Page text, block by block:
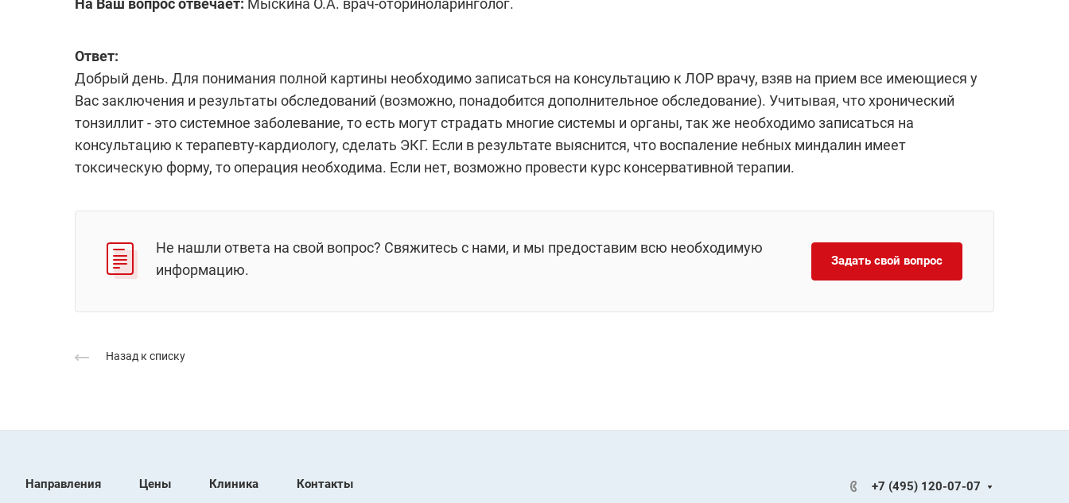
На Ваш вопрос отвечает: Мыскина О.А. врач-оториноларинголог.
Ответ:
Добрый день. Для понимания полной картины необходимо записаться на консультацию к ЛОР врачу, взяв на прием все имеющиеся у
Вас заключения и результаты обследований (возможно, понадобится дополнительное обследование). Учитывая, что хронический
тонзиллит - это системное заболевание, то есть могут страдать многие системы и органы, так же необходимо записаться на
консультацию к терапевту-кардиологу, сделать ЭКГ. Если в результате выяснится, что воспаление небных миндалин имеет
токсическую форму, то операция необходима. Если нет, возможно провести курс консервативной терапии.
Не нашли ответа на свой вопрос? Свяжитесь с нами, и мы предоставим всю необходимую
информацию.
Задать свой вопрос
Назад к списку
Направления Цены Клиника Контакты +7 (495) 120-07-07